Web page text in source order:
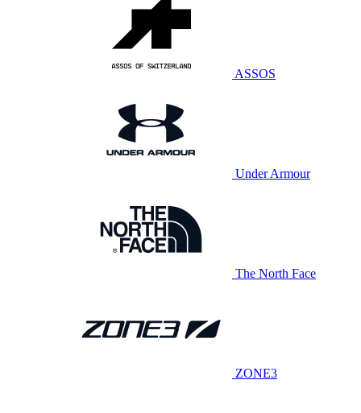
ASSOS
Under Armour
The North Face
ZONE3